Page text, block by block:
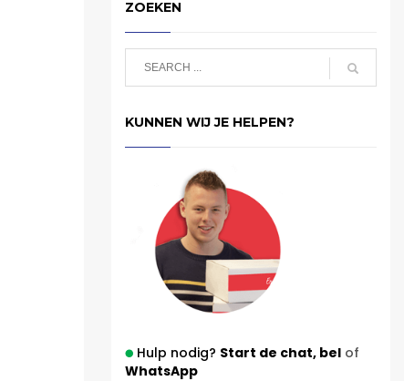
ZOEKEN
KUNNEN WIJ JE HELPEN?
Hulp nodig? Start de chat,belof
WhatsApp